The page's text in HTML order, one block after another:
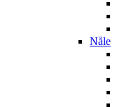
Nåle